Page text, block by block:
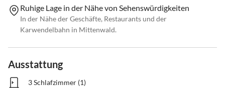
Ruhige Lage in der Nähe von Sehenswürdigkeiten
In der Nähe der Geschäfte, Restaurants und der
Karwendelbahn in Mittenwald.
Ausstattung
3 Schlafzimmer (1)